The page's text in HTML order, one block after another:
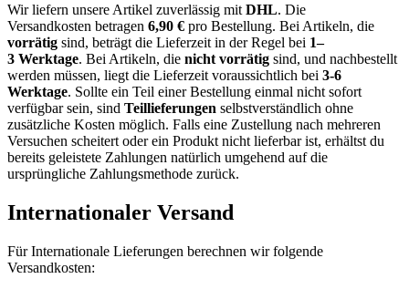
Wir liefern unsere Artikel zuverlässig mit DHL. Die
Versandkosten betragen 6,90 € pro Bestellung. Bei Artikeln, die
vorrätig sind, beträgt die Lieferzeit in der Regel bei 1–
3 Werktage. Bei Artikeln, die nicht vorrätig sind, und nachbestellt
werden müssen, liegt die Lieferzeit voraussichtlich bei 3-6
Werktage. Sollte ein Teil einer Bestellung einmal nicht sofort
verfügbar sein, sind Teillieferungen selbstverständlich ohne
zusätzliche Kosten möglich. Falls eine Zustellung nach mehreren
Versuchen scheitert oder ein Produkt nicht lieferbarist, erhältst du
bereits geleistete Zahlungen natürlich umgehend auf die
ursprüngliche Zahlungsmethode zurück.
Internationaler Versand
Für Internationale Lieferungen berechnen wir folgende
Versandkosten: